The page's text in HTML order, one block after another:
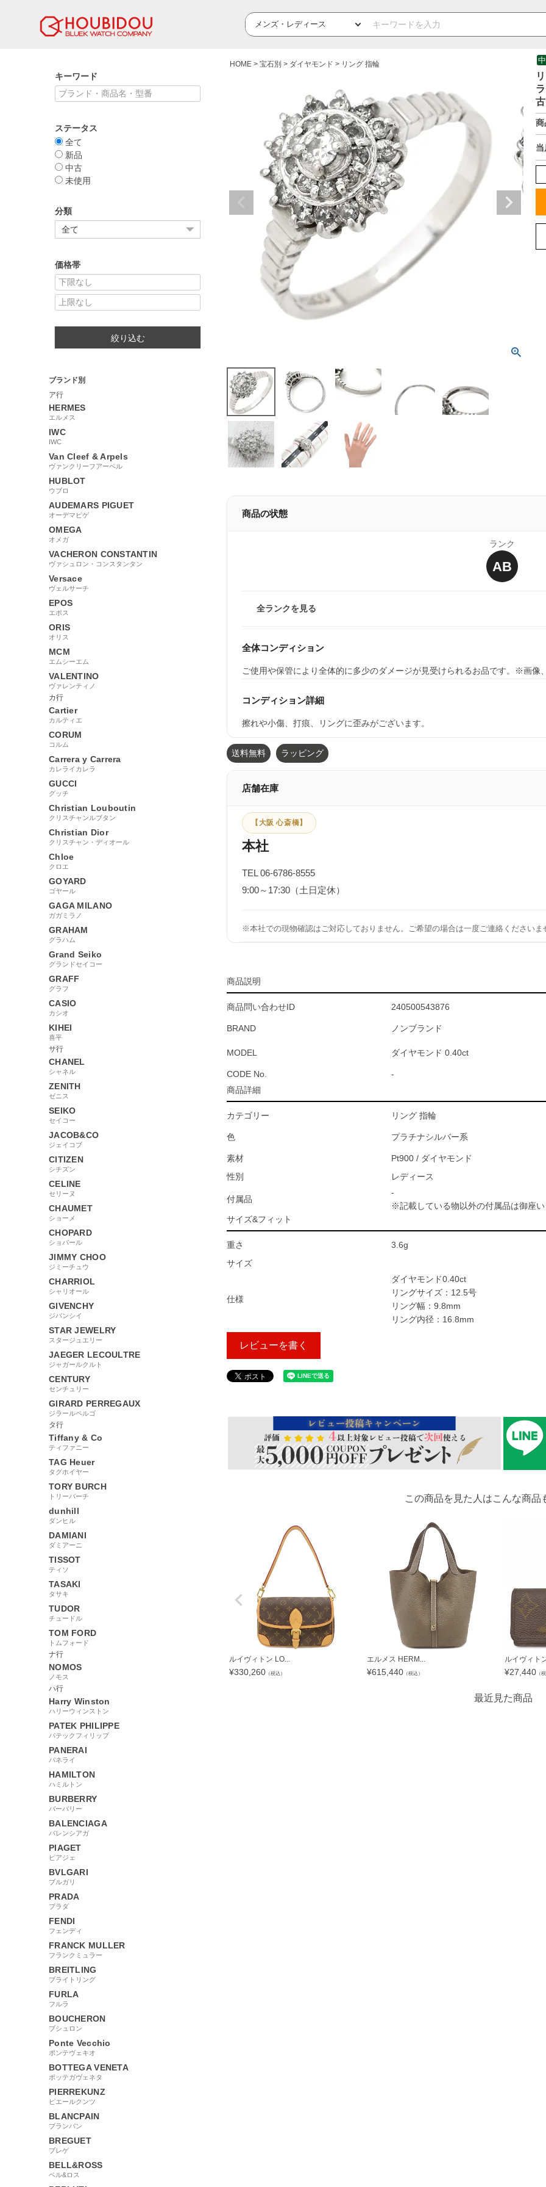
キーワード
ステータス
全て
新品
中古
未使用
分類
価格帯
絞り込む
ブランド別
ア行
HERMES
エルメス
IWC
IWC
Van Cleef & Arpels
ヴァンクリーフアーペル
HUBLOT
ウブロ
AUDEMARS PIGUET
オーデマピゲ
OMEGA
オメガ
VACHERON CONSTANTIN
ヴァシュロン・コンスタンタン
Versace
ヴェルサーチ
EPOS
エポス
ORIS
オリス
MCM
エムシーエム
VALENTINO
ヴァレンティノ
カ行
Cartier
カルティエ
CORUM
コルム
Carrera y Carrera
カレライカレラ
GUCCI
グッチ
Christian Louboutin
クリスチャンルブタン
Christian Dior
クリスチャン・ディオール
Chloe
クロエ
GOYARD
ゴヤール
GAGA MILANO
ガガミラノ
GRAHAM
グラハム
Grand Seiko
グランドセイコー
GRAFF
グラフ
CASIO
カシオ
KIHEI
喜平
サ行
CHANEL
シャネル
ZENITH
ゼニス
SEIKO
セイコー
JACOB&CO
ジェイコブ
CITIZEN
シチズン
CELINE
セリーヌ
CHAUMET
ショーメ
CHOPARD
ショパール
JIMMY CHOO
ジミーチュウ
CHARRIOL
シャリオール
GIVENCHY
ジバンシイ
STAR JEWELRY
スタージュエリー
JAEGER LECOULTRE
ジャガールクルト
CENTURY
センチュリー
GIRARD PERREGAUX
ジラールペルゴ
タ行
Tiffany & Co
ティファニー
TAG Heuer
タグホイヤー
TORY BURCH
トリーバーチ
dunhill
ダンヒル
DAMIANI
ダミアーニ
TISSOT
ティソ
TASAKI
タサキ
TUDOR
チュードル
TOM FORD
トムフォード
ナ行
NOMOS
ノモス
ハ行
Harry Winston
ハリーウィンストン
PATEK PHILIPPE
パテックフィリップ
PANERAI
パネライ
HAMILTON
ハミルトン
BURBERRY
バーバリー
BALENCIAGA
バレンシアガ
PIAGET
ピアジェ
BVLGARI
ブルガリ
PRADA
プラダ
FENDI
フェンディ
FRANCK MULLER
フランクミュラー
BREITLING
ブライトリング
FURLA
フルラ
BOUCHERON
ブシュロン
Ponte Vecchio
ポンテヴェキオ
BOTTEGA VENETA
ボッテガヴェネタ
PIERREKUNZ
ピエールクンツ
BLANCPAIN
ブランパン
BREGUET
ブレゲ
BELL&ROSS
ベル&ロス
HOME 宝石別 ダイヤモンド リング 指輪
商
商品の状態
ランク
AB
全ランクを見る
全体コンディション
ご使用や保管により全体的に多少のダメージが見受けられるお品です。※画像
コンディション詳細
擦れや小傷、打痕、リングに歪みがございます。
送料無料 ラッピング
店舗在庫
【大阪 心斎橋】
本社
TEL 06-6786-8555
9:00～17:30（土日定休）
※本社での現物確認はご対応しておりません。ご希望の場合は一度ご連絡くださいま
商品説明
商品問い合わせID 240500543876
BRAND ノンブランド
MODEL ダイヤモンド 0.40ct
CODE No.
-
商品詳細
カテゴリー リング 指輪
色 プラチナシルバー系
素材
Pt900 / ダイヤモンド
性別
レディース
付属品
-
※記載している物以外の付属品は御座
サイズ&フィット
重さ
3.6g
サイズ
仕様
ダイヤモンド0.40ct
リングサイズ：12.5号
リング幅：9.8mm
リング内径：16.8mm
レビューを書く
この商品を見た人はこんな商品
ルイヴィトン LO...
¥330,260 （税込）
エルメス HERM...
¥615,440 （税込）
ルイヴィト
¥27,440 （
最近見た商品